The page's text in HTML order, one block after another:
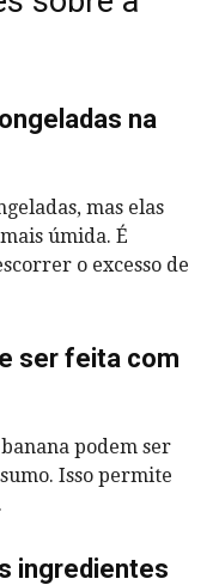
na
mas elas
úmida. É
o excesso de
ser feita com
podem ser
Isso permite
ingredientes